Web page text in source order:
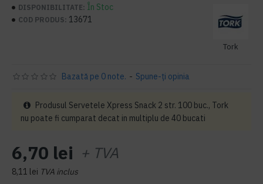
DISPONIBILITATE: În Stoc
COD PRODUS: 13671
Tork
Bazată pe 0 note. - Spune-ţi opinia
6,70 lei + TVA
8,11 lei TVA inclus
Produsul Servetele Xpress Snack 2 str. 100 buc., Tork
nu poate fi cumparat decat in multiplu de 40 bucati